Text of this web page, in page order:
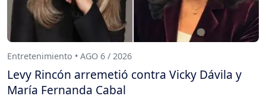
Entretenimiento • AGO 6 / 2026
Levy Rincón arremetió contra Vicky Dávila y
María Fernanda Cabal